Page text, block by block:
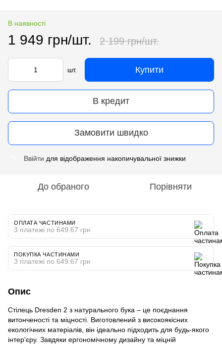
В наявності
1 949 грн/шт. 2 199 грн/шт.
шт. Купити
В кредит
Замовити швидко
Ввійти для відображення накопичувальної знижки
До обраного Порівняти
ОПЛАТА ЧАСТИНАМИ
3 платежі по 649.67 грн
ПОКУПКА ЧАСТИНАМИ
3 платежі по 649.67 грн
Опис
Стілець Dresden 2 з натурального бука – це поєднання
витонченості та міцності. Виготовлений з високоякісних
екологічних матеріалів, він ідеально підходить для будь-якого
інтер'єру. Завдяки ергономічному дизайну та міцній